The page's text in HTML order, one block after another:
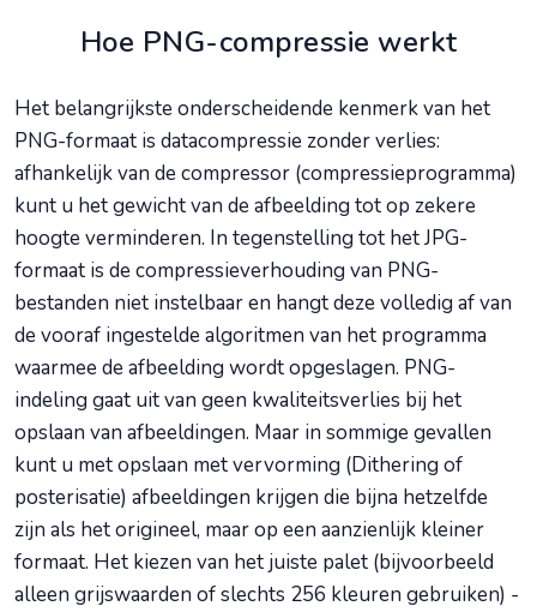
Hoe PNG-compressie werkt
Het belangrijkste onderscheidende kenmerk van het
PNG-formaat is datacompressie zonder verlies:
afhankelijk van de compressor (compressieprogramma)
kunt u het gewicht van de afbeelding tot op zekere
hoogte verminderen. In tegenstelling tot het JPG-
formaat is de compressieverhouding van PNG-
bestanden niet instelbaar en hangt deze volledig af van
de vooraf ingestelde algoritmen van het programma
waarmee de afbeelding wordt opgeslagen. PNG-
indeling gaat uit van geen kwaliteitsverlies bij het
opslaan van afbeeldingen. Maar in sommige gevallen
kunt u met opslaan met vervorming (Dithering of
posterisatie) afbeeldingen krijgen die bijna hetzelfde
zijn als het origineel, maar op een aanzienlijk kleiner
formaat. Het kiezen van het juiste palet (bijvoorbeeld
alleen grijswaarden of slechts 256 kleuren gebruiken) -